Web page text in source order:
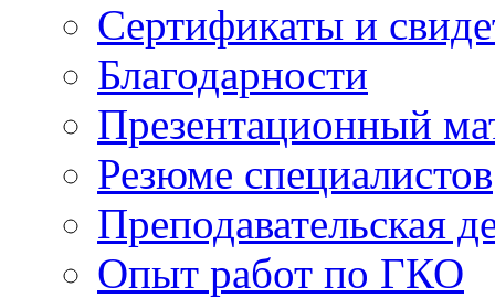
Сертификаты и
Благодарности
Презентационный
Резюме специалистов
Преподавательская
Опыт работ по ГКО